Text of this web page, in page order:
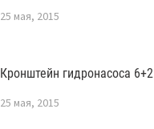
25 мая, 2015
Кронштейн гидронасоса 6+2
25 мая, 2015